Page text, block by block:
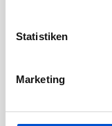
Statistiken
Marketing
September 2020
August 2020